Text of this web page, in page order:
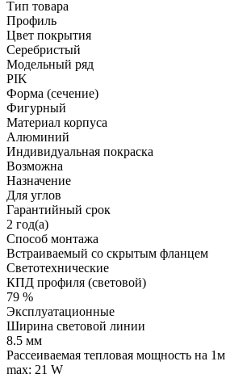
Тип товара
Профиль
Цвет покрытия
Серебристый
Модельный ряд
PIK
Форма (сечение)
Фигурный
Материал корпуса
Алюминий
Индивидуальная покраска
Возможна
Назначение
Для углов
Гарантийный срок
2 год(а)
Способ монтажа
Встраиваемый со скрытым фланцем
Светотехнические
КПД профиля (cветовой)
79 %
Эксплуатационные
Ширина световой линии
8.5 мм
Рассеиваемая тепловая мощность на 1м
max: 21 W